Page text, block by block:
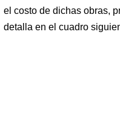
el costo de dichas obras,
detalla en el cuadro